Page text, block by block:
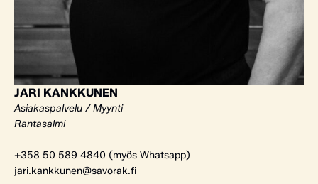
JARI KANKKUNEN
Asiakaspalvelu / Myynti
Rantasalmi
+358 50 589 4840 (myös Whatsapp)
jari.kankkunen@savorak.fi